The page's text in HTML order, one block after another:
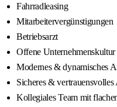
Fahrradleasing
Mitarbeitervergünstigungen
Betriebsarzt
Offene Unternehmenskultur
Modernes & dynamisches
Sicheres &
Kollegiales Team mit